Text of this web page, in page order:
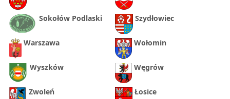
Sokołów Podlaski Szydłowiec
Warszawa Wołomin
Wyszków Węgrów
Zwoleń Łosice